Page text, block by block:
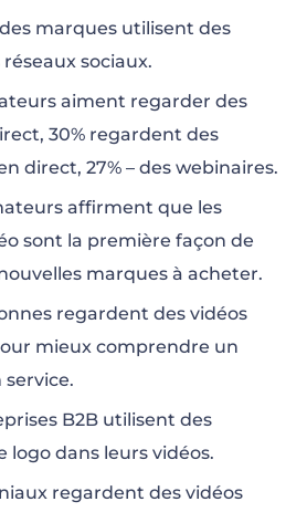
marques utilisent des
sociaux.
aiment regarder des
30% regardent des
direct, 27% – des webinaires.
affirment que les
sont la première façon de
marques à acheter.
regardent des vidéos
mieux comprendre un
B2B utilisent des
logo dans leurs vidéos.
regardent des vidéos